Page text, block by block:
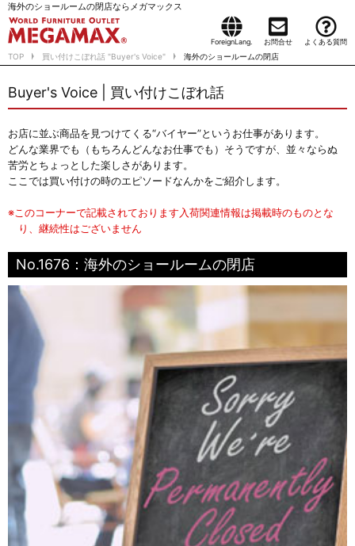
海外のショールームの閉店ならメガマックス
ForeignLang. お問合せ よくある質問
TOP 買い付けこぼれ話 "Buyer's Voice" 海外のショールームの閉店
Buyer's Voice | 買い付けこぼれ話
お店に並ぶ商品を見つけてくる“バイヤー”というお仕事があります。
どんな業界でも（もちろんどんなお仕事でも）そうですが、並々ならぬ
苦労とちょっとした楽しさがあります。
ここでは買い付けの時のエピソードなんかをご紹介します。
※このコーナーで記載されております入荷関連情報は掲載時のものとな
り、継続性はございません
No.1676：海外のショールームの閉店